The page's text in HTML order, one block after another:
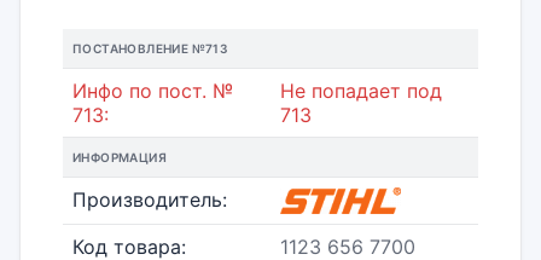
ПОСТАНОВЛЕНИЕ №713
Инфо по пост. №
713:
Не попадает под
713
ИНФОРМАЦИЯ
Производитель:
Код товара:
1123 656 7700